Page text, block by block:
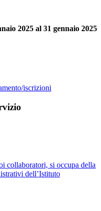
2025 al 31 gennaio 2025
iscrizioni
collaboratori, si occupa della
dell’Istituto